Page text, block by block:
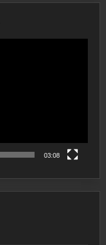
03:08